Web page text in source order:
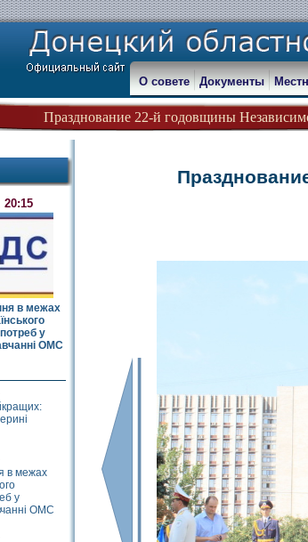
Празднование 22-й годовщины
О совете Документы
20:15
в межах
у
ОМС
в межах
у
ОМС